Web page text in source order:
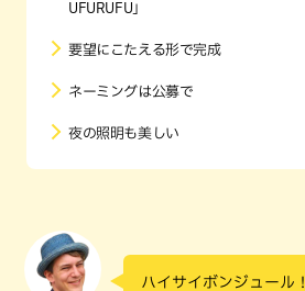
UFURUFU」
要望にこたえる形で完成
ネーミングは公募で
夜の照明も美しい
ハイサイボンジュール！